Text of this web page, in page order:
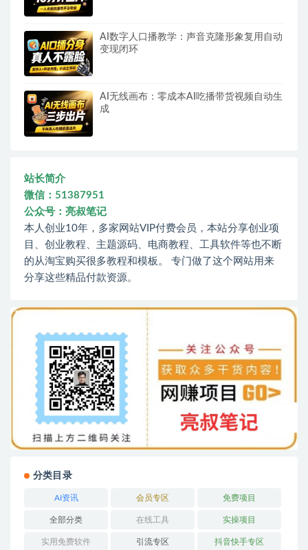
AI数字人口播教学：声音克隆形象复用自动
变现闭环
AI无线画布：零成本AI吃播带货视频自动生
成
站长简介
微信：51387951
公众号：亮叔笔记
本人创业10年，多家网站VIP付费会员，本站分享创业项
目、创业教程、主题源码、电商教程、工具软件等也不断
的从淘宝购买很多教程和模板。 专门做了这个网站用来
分享这些精品付款资源。
分类目录
AI资讯 会员专区 免费项目
全部分类 在线工具 实操项目
实用免费软件 引流专区 抖音快手专区